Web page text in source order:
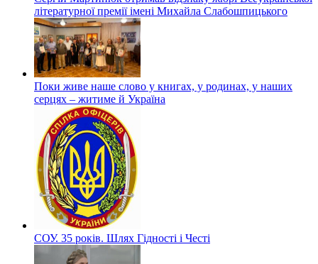
літературної премії імені Михайла Слабошпицького
Поки живе наше слово у книгах, у родинах, у наших
серцях – житиме й Україна
СОУ. 35 років. Шлях Гідності і Честі